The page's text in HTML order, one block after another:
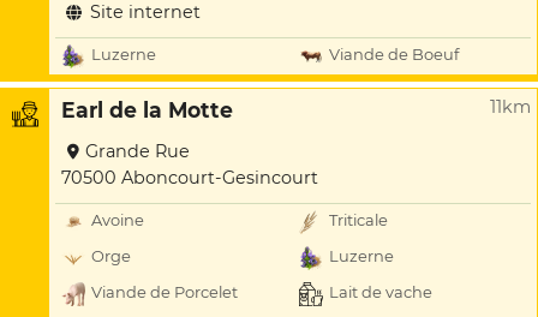
Site internet
Luzerne Viande de Boeuf
Earl de la Motte 11km
Grande Rue
70500 Aboncourt-Gesincourt
Avoine
Triticale
Orge
Luzerne
Viande de Porcelet
Lait de vache